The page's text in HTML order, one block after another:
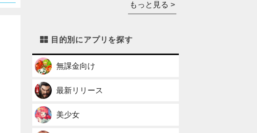
もっと見る >
目的別にアプリを探す
無課金向け
最新リリース
美少女